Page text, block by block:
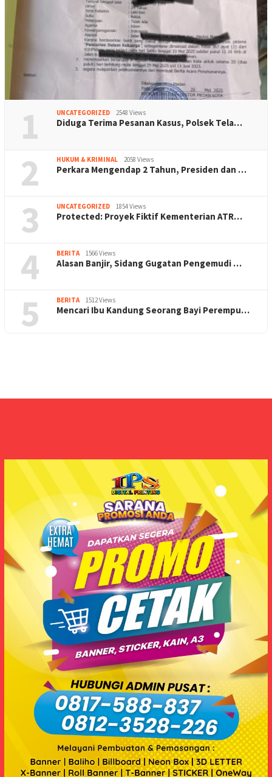
1 UNCATEGORIZED 2548 Views
Diduga Terima Pesanan Kasus, Polsek Tela…
2 HUKUM & KRIMINAL 2058 Views
Perkara Mengendap 2 Tahun, Presiden dan …
3 UNCATEGORIZED 1854 Views
Protected: Proyek Fiktif Kementerian ATR…
4 BERITA 1566 Views
Alasan Banjir, Sidang Gugatan Pengemudi …
5 BERITA 1512 Views
Mencari Ibu Kandung Seorang Bayi Perempu…